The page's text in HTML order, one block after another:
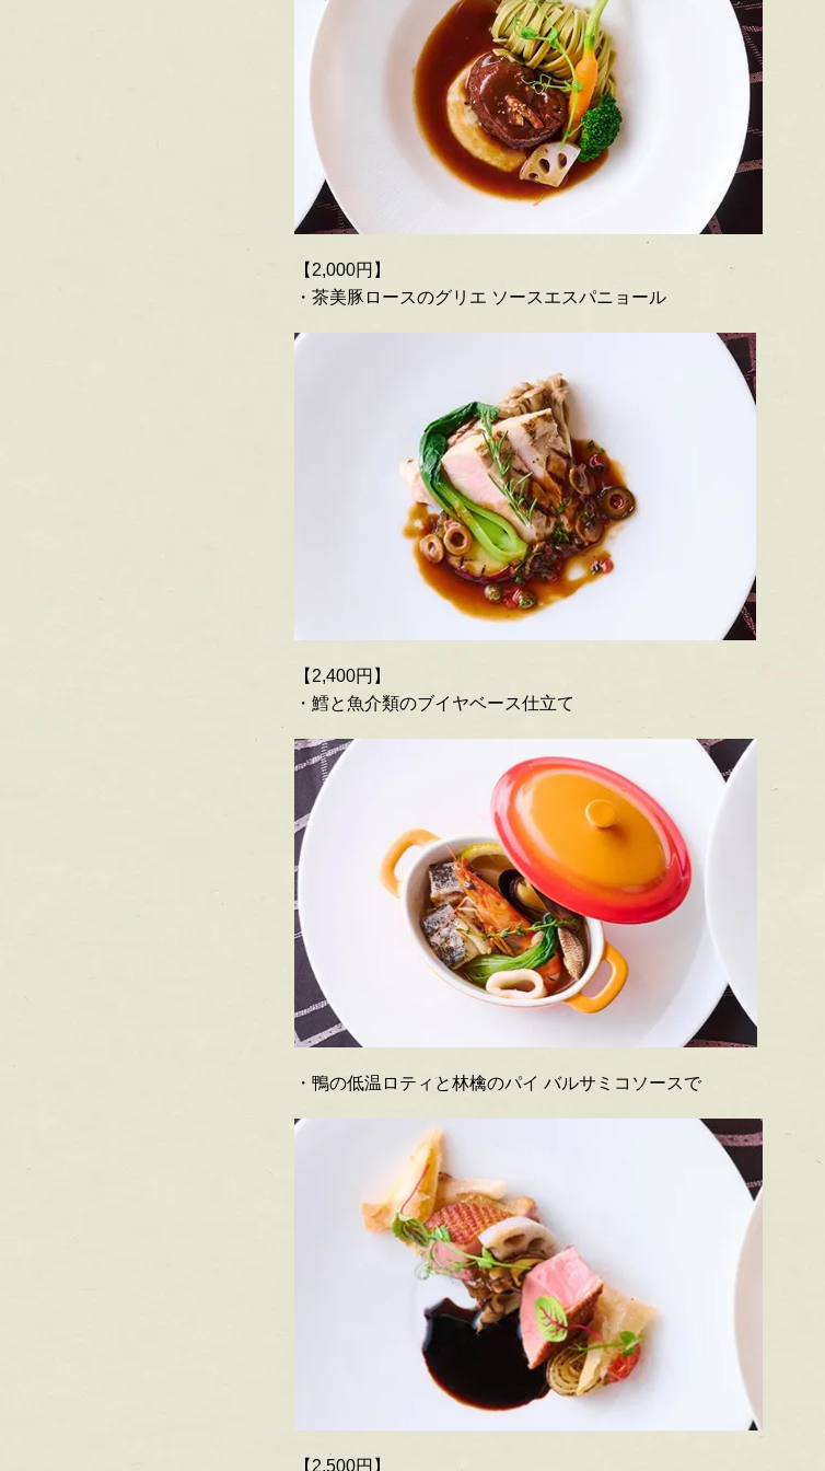
【2,000円】
・茶美豚ロースのグリエ ソースエスパニョール
【2,400円】
・鱈と魚介類のブイヤベース仕立て
・鴨の低温ロティと林檎のパイ バルサミコソースで
【2,500円】